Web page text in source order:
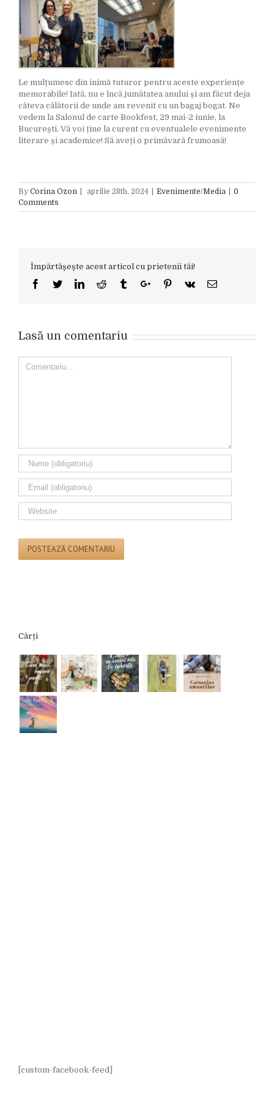
Le mulțumesc din inimă tuturor pentru aceste experiențe
memorabile! Iată, nu e încă jumătatea anului și am făcut deja
câteva călătorii de unde am revenit cu un bagaj bogat. Ne
vedem la Salonul de carte Bookfest, 29 mai-2 iunie, la
București. Vă voi ține la curent cu eventualele evenimente
literare și academice! Să aveți o primăvară frumoasă!
By Corina Ozon aprilie 28th, 2024 Evenimente/Media
0
Comments
Împărtășește acest articol cu prietenii tăi!
Facebook
TwitterLinkedinReddit TumblrGoogle+Pinterest
Vk Email
Lasă un comentariu
Comment
Cărți
[custom-facebook-feed]